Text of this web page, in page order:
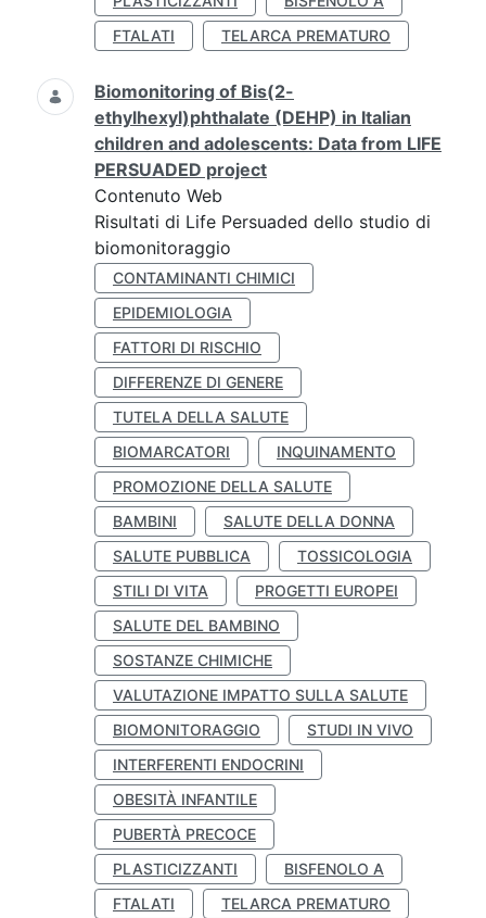
FTALATI
TELARCA PREMATURO
Biomonitoring of Bis(2-
ethylhexyl)phthalate (DEHP) in Italian
children and adolescents: Data from LIFE
PERSUADED project
Contenuto Web
Risultati di Life Persuaded dello studio di
biomonitoraggio
CONTAMINANTI CHIMICI
EPIDEMIOLOGIA
FATTORI DI RISCHIO
DIFFERENZE DI GENERE
TUTELA DELLA SALUTE
BIOMARCATORI
INQUINAMENTO
PROMOZIONE DELLA SALUTE
BAMBINI
SALUTE DELLA DONNA
SALUTE PUBBLICA
TOSSICOLOGIA
STILI DI VITA
PROGETTI EUROPEI
SALUTE DEL BAMBINO
SOSTANZE CHIMICHE
VALUTAZIONE IMPATTO SULLA SALUTE
BIOMONITORAGGIO
STUDI IN VIVO
INTERFERENTI ENDOCRINI
OBESITÀ INFANTILE
PUBERTÀ PRECOCE
PLASTICIZZANTI
BISFENOLO A
FTALATI
TELARCA PREMATURO